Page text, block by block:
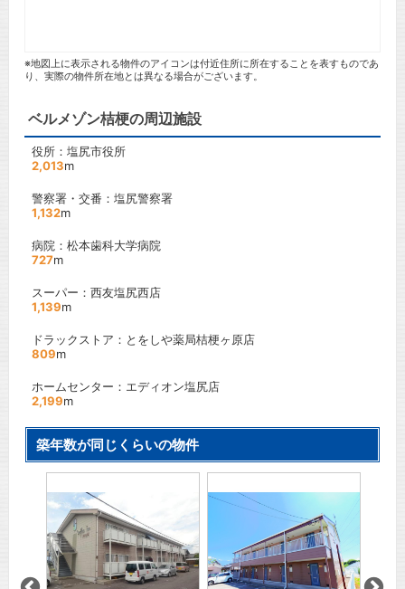
※地図上に表示される物件のアイコンは付近住所に所在することを表すものであ
り、実際の物件所在地とは異なる場合がございます。
ベルメゾン桔梗の周辺施設
役所：塩尻市役所
2,013m
警察署・交番：塩尻警察署
1,132m
病院：松本歯科大学病院
727m
スーパー：西友塩尻西店
1,139m
ドラックストア：とをしや薬局桔梗ヶ原店
809m
ホームセンター：エディオン塩尻店
2,199m
築年数が同じくらいの物件